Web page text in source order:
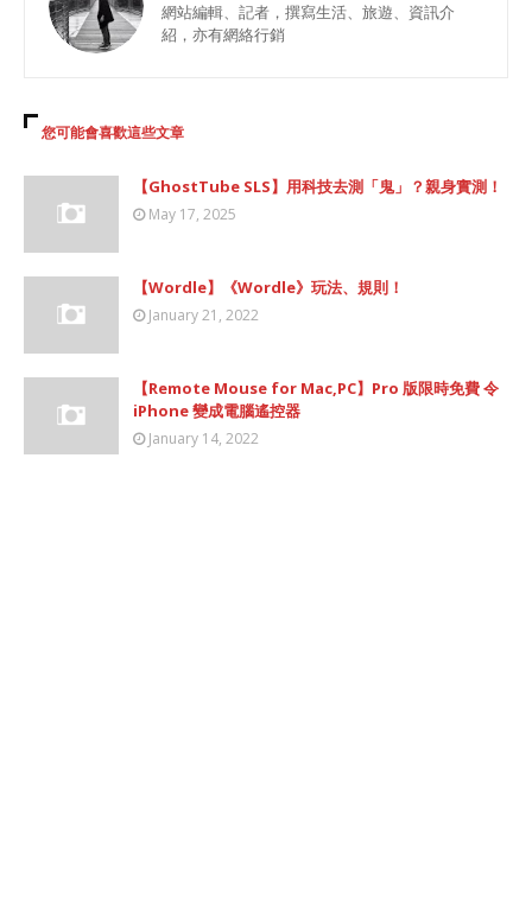
網站編輯、記者，撰寫生活、旅遊、資訊介
紹，亦有網絡行銷
您可能會喜歡這些文章
【GhostTube SLS】用科技去測「鬼」？親身實測！
May 17, 2025
【Wordle】《Wordle》玩法、規則！
January 21, 2022
【Remote Mouse for Mac,PC】Pro 版限時免費 令
iPhone 變成電腦遙控器
January 14, 2022